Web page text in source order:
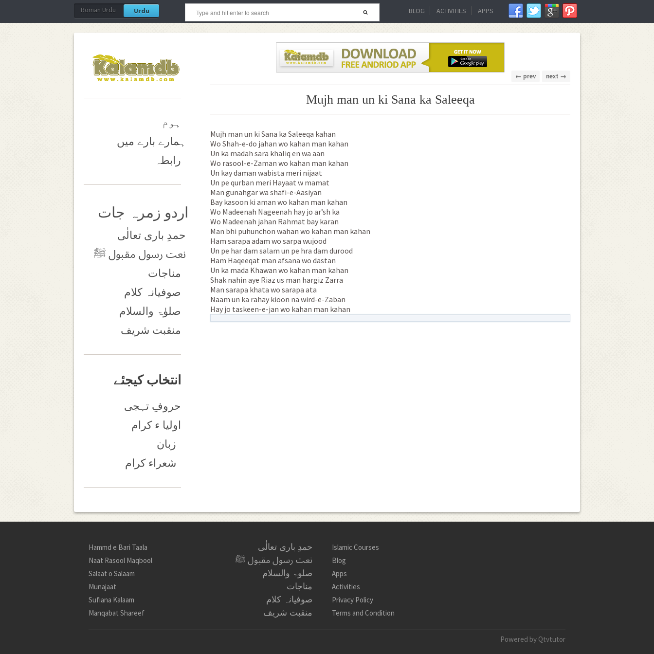
Roman Urdu Urdu BLOG ACTIVITIES APPS
ہوم
ہمارے بارے میں
رابطہ
اردو زمرہ جات
حمدِ باری تعالٰی
نعت رسول مقبول ﷺ
مناجات
صوفیانہ کلام
صلوٰۃ والسلام
منقبت شریف
انتخاب کیجئے
حروفِ تہجی
اولیا ء کرام
زبان
شعراء کرام
← prev next →
Mujh man un ki Sana ka Saleeqa
Mujh man un ki Sana ka Saleeqa kahan
Wo Shah-e-do jahan wo kahan man kahan
Un ka madah sara khaliq en wa aan
Wo rasool-e-Zaman wo kahan man kahan
Un kay daman wabista meri nijaat
Un pe qurban meri Hayaat w mamat
Man gunahgar wa shafi-e-Aasiyan
Bay kasoon ki aman wo kahan man kahan
Wo Madeenah Nageenah hay jo ar’sh ka
Wo Madeenah jahan Rahmat bay karan
Man bhi puhunchon wahan wo kahan man kahan
Ham sarapa adam wo sarpa wujood
Un pe har dam salam un pe hra dam durood
Ham Haqeeqat man afsana wo dastan
Un ka mada Khawan wo kahan man kahan
Shak nahin aye Riaz us man hargiz Zarra
Man sarapa khata wo sarapa ata
Naam un ka rahay kioon na wird-e-Zaban
Hay jo taskeen-e-jan wo kahan man kahan
Hammd e Bari Taala
Naat Rasool Maqbool
Salaat o Salaam
Munajaat
Sufiana Kalaam
Manqabat Shareef
حمدِ باری تعالٰی
نعت رسول مقبول ﷺ
صلوٰۃ والسلام
مناجات
صوفیانہ کلام
منقبت شریف
Islamic Courses
Blog
Apps
Activities
Privacy Policy
Terms and Condition
Powered by Qtvtutor